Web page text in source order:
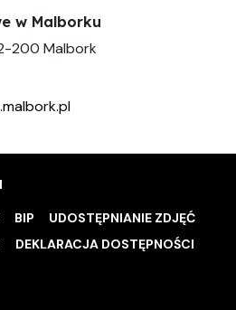
w Malborku
200 Malbork
BIP
UDOSTĘPNIANIE ZDJĘĆ
DEKLARACJA DOSTĘPNOŚCI